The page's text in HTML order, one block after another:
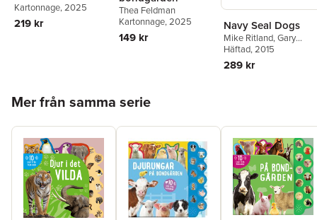
Kartonnage, 2025
219 kr
Thea Feldman
Kartonnage, 2025
149 kr
Navy Seal Dogs
Mike Ritland,Gary
Brozek,Thea Feldman
Häftad, 2015
289 kr
Mer från samma serie